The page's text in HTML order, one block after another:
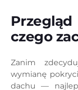
czego
Zanim
wymianę
dachu —